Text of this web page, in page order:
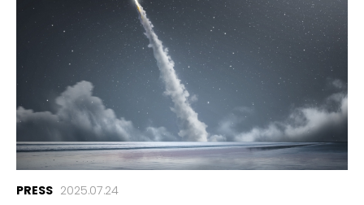
PRESS 2025.07.24